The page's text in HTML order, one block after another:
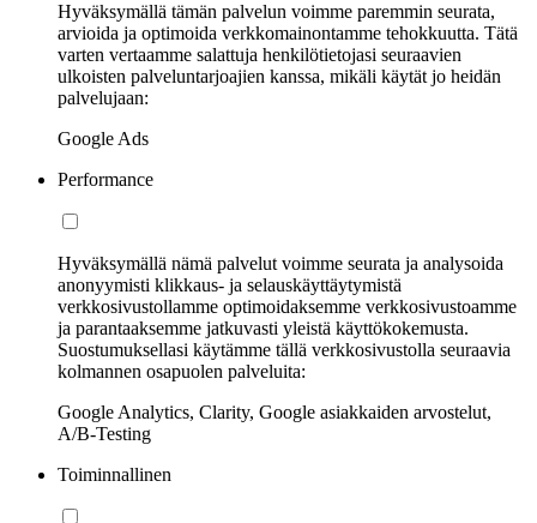
Hyväksymällä tämän palvelun voimme paremmin seurata,
arvioida ja optimoida verkkomainontamme tehokkuutta. Tätä
varten vertaamme salattuja henkilötietojasi seuraavien
ulkoisten palveluntarjoajien kanssa, mikäli käytät jo heidän
palvelujaan:
Google Ads
Performance
Hyväksymällä nämä palvelut voimme seurata ja analysoida
anonyymisti klikkaus- ja selauskäyttäytymistä
verkkosivustollamme optimoidaksemme verkkosivustoamme
ja parantaaksemme jatkuvasti yleistä käyttökokemusta.
Suostumuksellasi käytämme tällä verkkosivustolla seuraavia
kolmannen osapuolen palveluita:
Google Analytics, Clarity, Google asiakkaiden arvostelut,
A/B-Testing
Toiminnallinen